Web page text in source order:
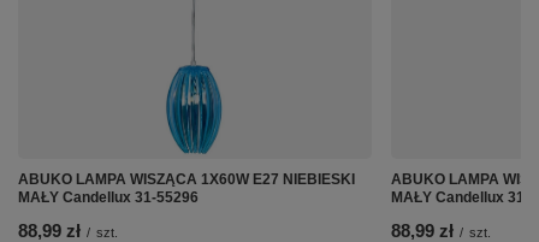
ABUKO LAMPA WISZĄCA 1X60W E27 NIEBIESKI
MAŁY Candellux 31-55296
88,99 zł / szt.
ABUKO LAMPA
MAŁY Candellux 31-
88,99 zł / szt.